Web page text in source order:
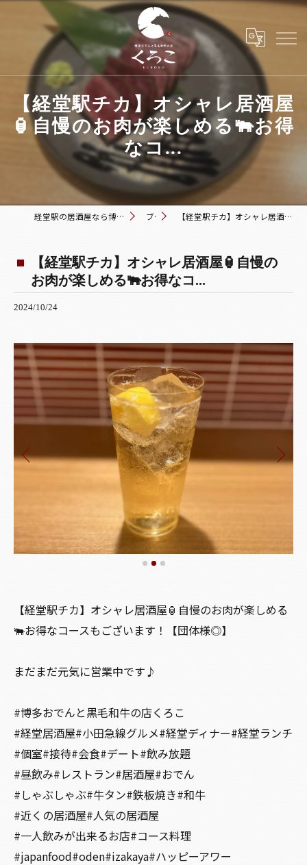
【経堂駅チカ】オシャレ居酒屋
🏮自慢のお肉が楽しめる🐃お得
なコ...
経堂駅の居酒屋なら博多おでんと黒毛和牛の店 くろこ ブログ 【経堂駅チカ】オシャレ居酒屋🏮自慢のお肉が楽しめる🐃お得なコ...
【経堂駅チカ】オシャレ居酒屋🏮自慢の
お肉が楽しめる🐃お得なコ...
2024/10/24
【経堂駅チカ】オシャレ居酒屋🏮自慢のお肉が楽しめる
🐃お得なコースもございます！【団体様◎】
まだまだ元気に営業中です♪
#博多おでんと黒毛和牛の店くろこ
#経堂居酒屋#小田急線グルメ#経堂ディナー#経堂ランチ
#個室#接待#会食#デート#飲み放題
#昼飲み#レストラン#居酒屋#おでん
#しゃぶしゃぶ#牛タン#鉄板焼き#和牛
#近くの居酒屋#人気の居酒屋
#一人飲みが出来るお店#コース料理
#japanfood#oden#izakaya#ハッピーアワー